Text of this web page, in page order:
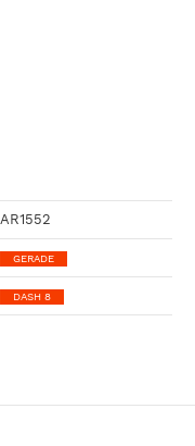
AR1552
GERADE
DASH 8